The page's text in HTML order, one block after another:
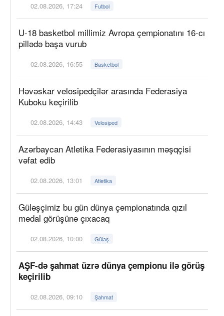
02.08.2026, 17:24 Futbol
U-18 basketbol millimiz Avropa çempionatını 16-cı
pillədə başa vurub
02.08.2026, 16:55 Basketbol
Həvəskar velosipedçilər arasında Federasiya
Kuboku keçirilib
02.08.2026, 14:43 Velosiped
Azərbaycan Atletika Federasiyasının məşqçisi
vəfat edib
02.08.2026, 13:01 Atletika
Güləşçimiz bu gün dünya çempionatında qızıl
medal görüşünə çıxacaq
02.08.2026, 10:00 Güləş
AŞF-də şahmat üzrə dünya çempionu ilə görüş
keçirilib
02.08.2026, 09:10 Şahmat